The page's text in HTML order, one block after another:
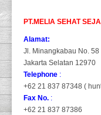
PT.MELIA SEHAT
Alamat:
Jl. Minangkabau No.
Jakarta Selatan 12970
Telephone :
+62 21 837 87348 (
Fax No. :
+62 21 837 87386